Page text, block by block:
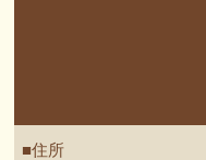
■住所